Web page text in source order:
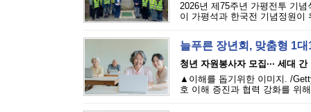
2026년 제75주년 가평전투 기
이 가평석과 한국전 기념정원이
늘푸른 장년회, 맞춤형 1
청년 자원봉사자 모집··· 세대
▲이해를 돕기위한 이미지. /
호 이해 증진과 협력 강화를 위